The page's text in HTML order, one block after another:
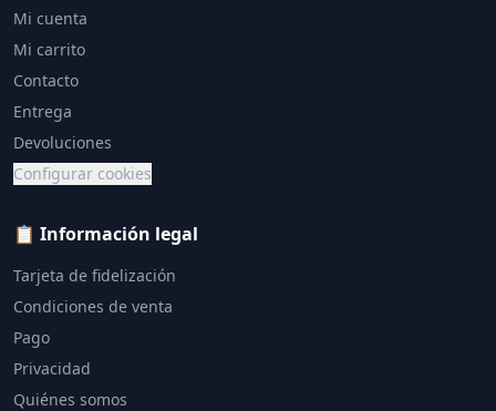
Mi cuenta
Mi carrito
Contacto
Entrega
Devoluciones
Configurar cookies
📋 Información legal
Tarjeta de fidelización
Condiciones de venta
Pago
Privacidad
Quiénes somos